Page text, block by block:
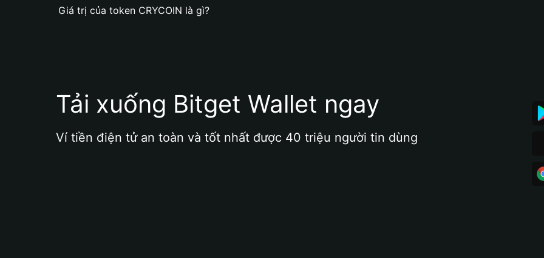
Giá trị của token CRYCOIN là gì?
Tải xuống Bitget Wallet ngay
Ví tiền điện tử an toàn và tốt nhất được 40 triệu người tin dùng